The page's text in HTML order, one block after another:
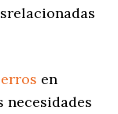
en
necesidades